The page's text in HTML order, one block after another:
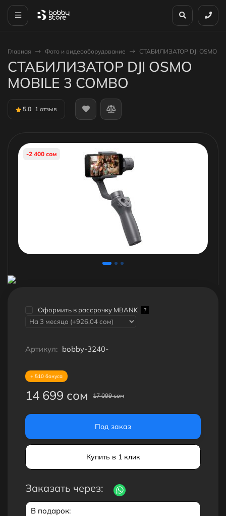
Главная Фото и видеооборудование СТАБИЛИЗАТОР DJI OSMO
СТАБИЛИЗАТОР DJI OSMO
MOBILE 3 COMBO
5.0 1 отзыв
-2 400 сом
Оформить в рассрочку MBANK ?
Артикул: bobby-3240-
+ 510 бонуса
14 699 сом 17 099 сом
Под заказ
Купить в 1 клик
Заказать через:
В подарок: